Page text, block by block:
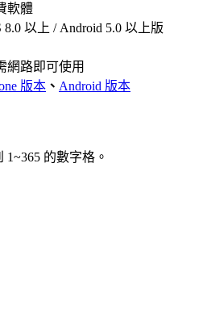
軟體
8.0 以上 / Android 5.0 以上版
網路即可使用
版本 、 Android 版本
的數字格。